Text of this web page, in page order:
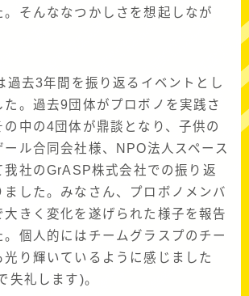
。そんななつかしさを想起しなが
過去3年間を振り返るイベントとし
た。過去9団体がプロボノを実践さ
の中の4団体が鼎談となり、子供の
ール合同会社様、NPO法人スペース
我社のGrASP株式会社での振り返
ました。みなさん、プロボノメンバ
大きく変化を遂げられた様子を報告
。個人的にはチームグラスプのチー
光り輝いているように感じました
失礼します)。